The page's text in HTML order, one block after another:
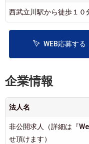
西武立川駅から徒歩１０
WEB応募する
企業情報
法人名
非公開求人（詳細は『
せ頂けます）